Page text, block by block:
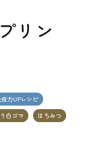
リン
疫力UPレシピ
白ゴマ
はちみつ